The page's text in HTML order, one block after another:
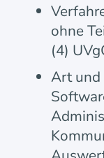
ohne
(4)
Art und